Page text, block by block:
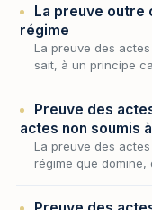
d’absolu, car…
La preuve outre
régime
La preuve des
sait, à un principe
faut-il…
Preuve des
actes non soumis
La preuve des
régime que domine,